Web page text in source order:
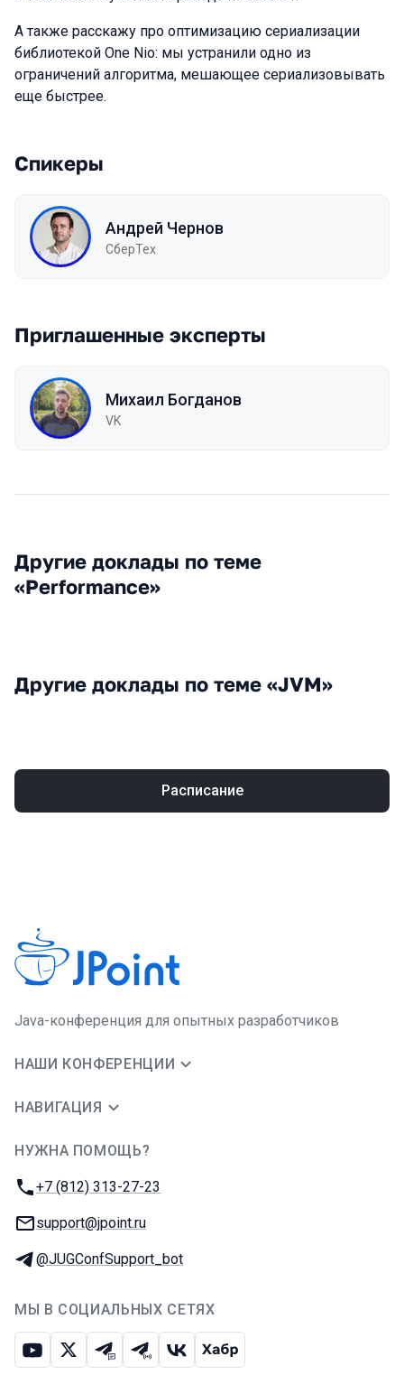
А также расскажу про оптимизацию сериализации
библиотекой One Nio: мы устранили одно из
ограничений алгоритма, мешающее сериализовывать
еще быстрее.
Спикеры
Андрей Чернов
СберТех
Приглашенные эксперты
Михаил Богданов
VK
Другие доклады по теме
«Performance»
Другие доклады по теме «JVM»
Расписание
Java-конференция для опытных разработчиков
НАШИ КОНФЕРЕНЦИИ
НАВИГАЦИЯ
НУЖНА ПОМОЩЬ?
Телефон:
+7 (812) 313-27-23
E-mail:
support@jpoint.ru
Телеграм:
@JUGConfSupport_bot
МЫ В СОЦИАЛЬНЫХ СЕТЯХ
ЮтубИкс Телеграм-чат
Телеграм-канал
ВКонтакте
Хабр